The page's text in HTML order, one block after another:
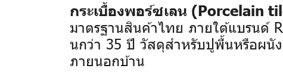
กระเบื้องพอร์ซเลน (Porcelain
มาตรฐานสินค้าไทย ภายใต้แบรนด์
นกว่า 35 ปี วัสดุสำหรับปูพื้นหรือผนั
ภายนอกบ้าน